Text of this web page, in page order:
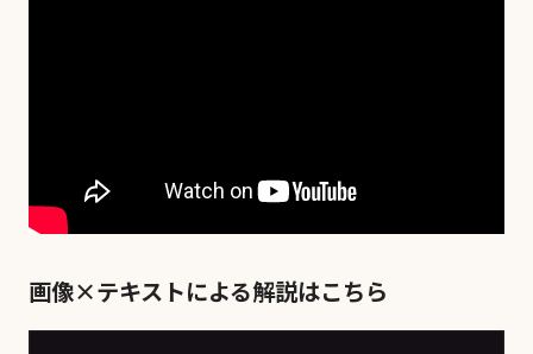
画像×テキストによる解説はこちら
エクスショップとは？
SNSシェア